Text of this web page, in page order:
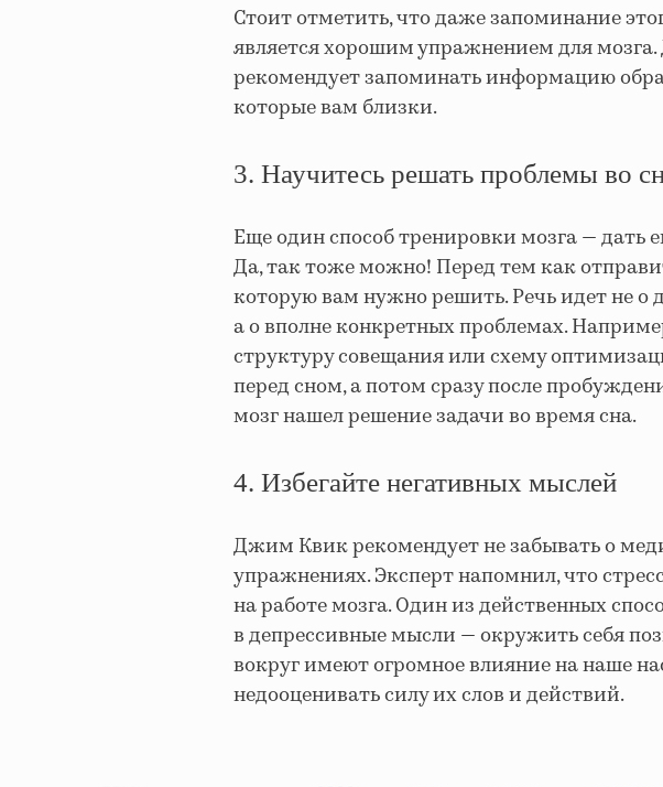
Стоит отметить, что даже запоминание
является хорошим упражнением для
рекомендует запоминать информацию
которые вам близки.
3. Научитесь решать проблемы во
Еще один способ тренировки мозга — дать
Да, так тоже можно! Перед тем как
которую вам нужно решить. Речь идет не
а о вполне конкретных проблемах.
структуру совещания или схему
перед сном, а потом сразу после
мозг нашел решение задачи во время сна.
4. Избегайте негативных мыслей
Джим Квик рекомендует не забывать о
упражнениях. Эксперт напомнил, что
на работе мозга. Один из действенных
в депрессивные мысли — окружить себя
вокруг имеют огромное влияние на наше
недооценивать силу их слов и действий.